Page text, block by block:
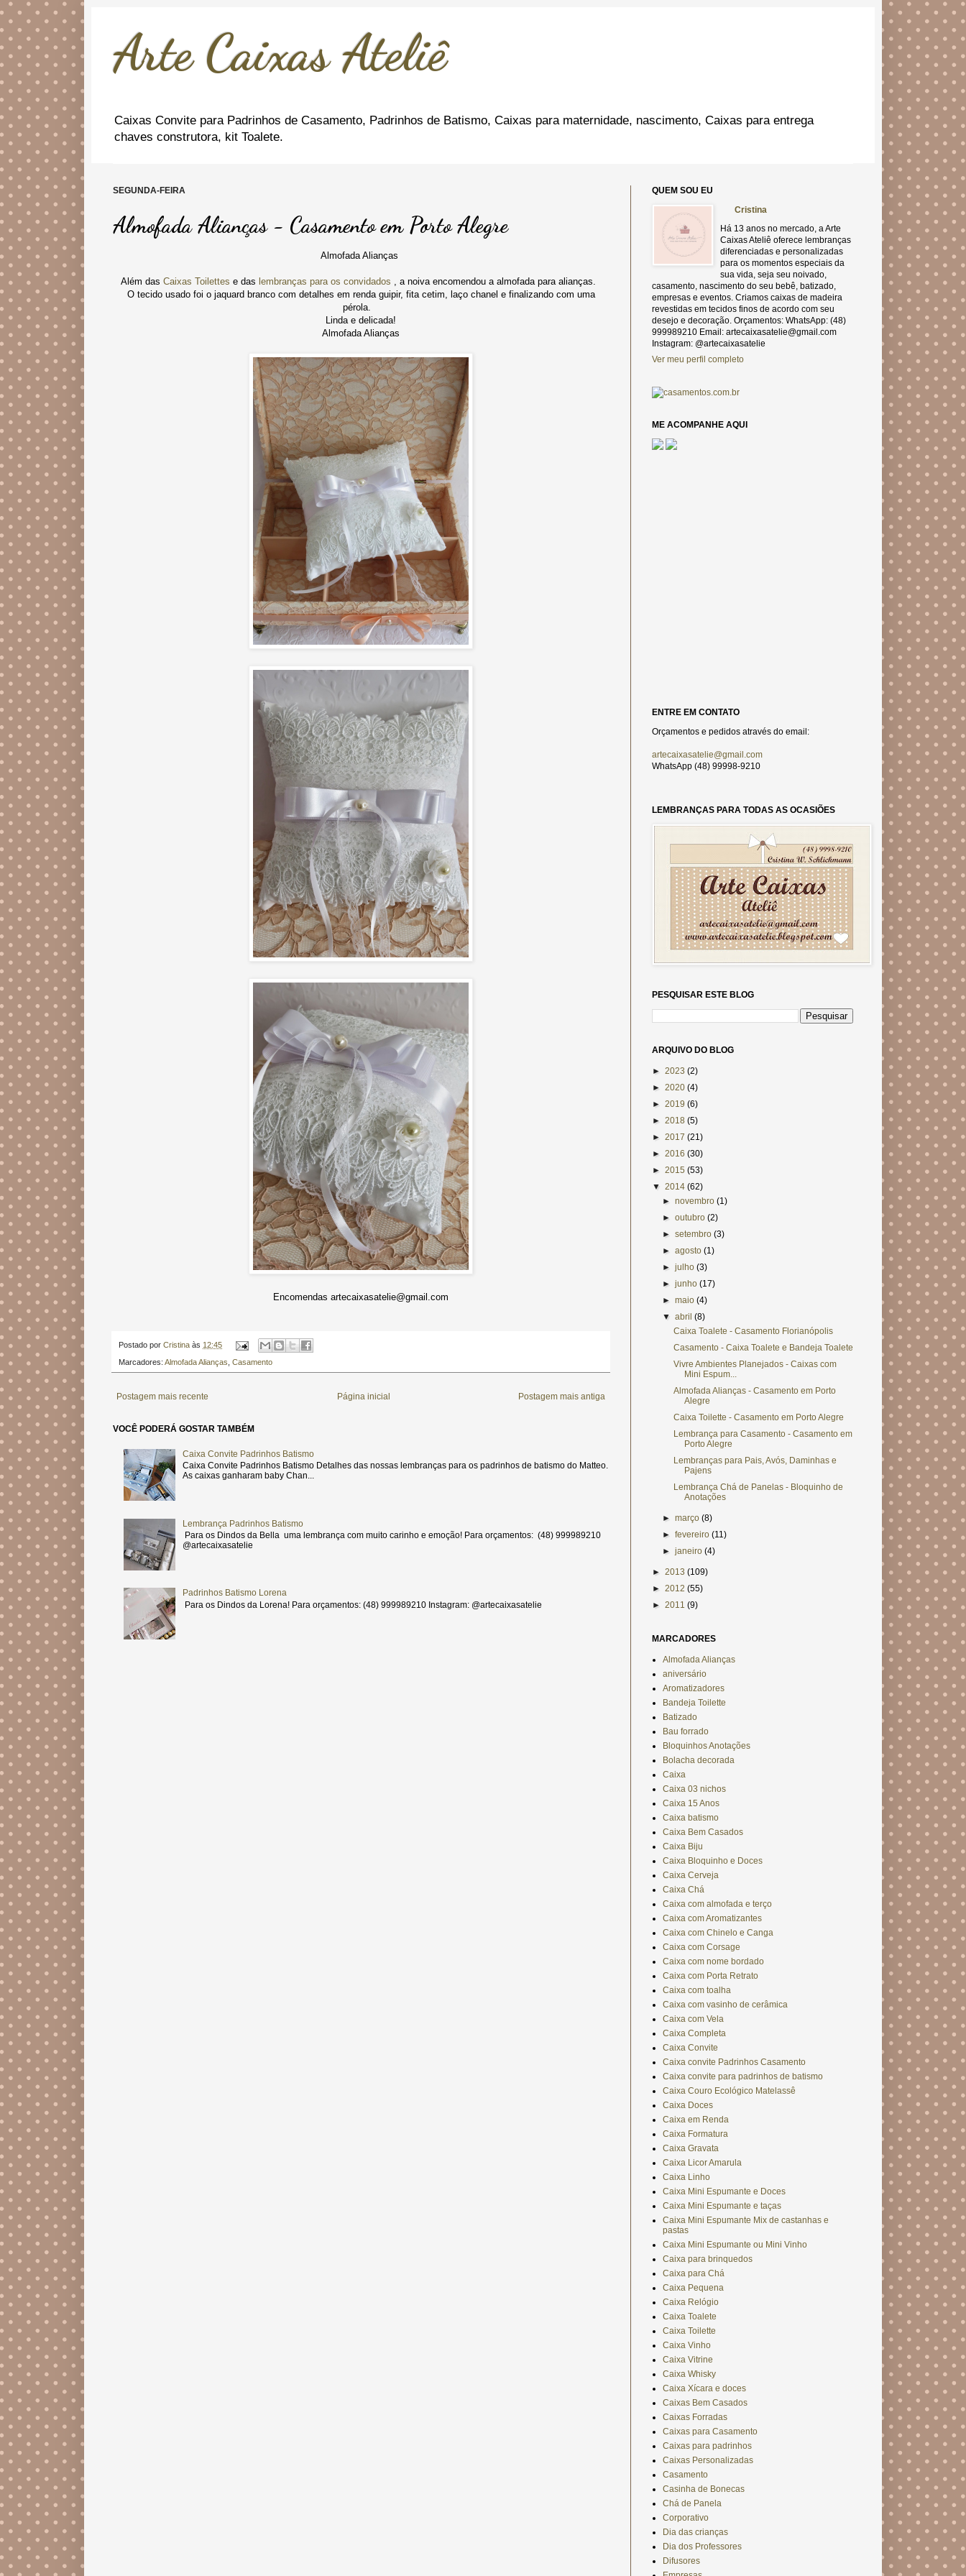
Arte Caixas Ateliê
Caixas Convite para Padrinhos de Casamento, Padrinhos de Batismo, Caixas para maternidade, nascimento, Caixas para entrega
chaves construtora, kit Toalete.
SEGUNDA-FEIRA
Almofada Alianças - Casamento em Porto Alegre
Almofada Alianças
Além das Caixas Toilettes e das lembranças para os convidados , a noiva encomendou a almofada para alianças.
O tecido usado foi o jaquard branco com detalhes em renda guipir, fita cetim, laço chanel e finalizando com uma
pérola.
Linda e delicada!
Almofada Alianças
Encomendas artecaixasatelie@gmail.com
Postado por Cristina às 12:45
Marcadores: Almofada Alianças, Casamento
Postagem mais recente Postagem mais antiga
Página inicial
VOCÊ PODERÁ GOSTAR TAMBÉM
Caixa Convite Padrinhos Batismo
Caixa Convite Padrinhos Batismo Detalhes das nossas lembranças para os padrinhos de batismo do Matteo.
As caixas ganharam baby Chan...
Lembrança Padrinhos Batismo
Para os Dindos da Bella uma lembrança com muito carinho e emoção! Para orçamentos: (48) 999989210
@artecaixasatelie
Padrinhos Batismo Lorena
Para os Dindos da Lorena! Para orçamentos: (48) 999989210 Instagram: @artecaixasatelie
QUEM SOU EU
Cristina
Há 13 anos no mercado, a Arte
Caixas Ateliê oferece lembranças
diferenciadas e personalizadas
para os momentos especiais da
sua vida, seja seu noivado,
casamento, nascimento do seu bebê, batizado,
empresas e eventos. Criamos caixas de madeira
revestidas em tecidos finos de acordo com seu
desejo e decoração. Orçamentos: WhatsApp: (48)
999989210 Email: artecaixasatelie@gmail.com
Instagram: @artecaixasatelie
Ver meu perfil completo
ME ACOMPANHE AQUI
ENTRE EM CONTATO
Orçamentos e pedidos através do email:
artecaixasatelie@gmail.com
WhatsApp (48) 99998-9210
LEMBRANÇAS PARA TODAS AS OCASIÕES
PESQUISAR ESTE BLOG
ARQUIVO DO BLOG
► 2023 (2)
► 2020 (4)
► 2019 (6)
► 2018 (5)
► 2017 (21)
► 2016 (30)
► 2015 (53)
▼ 2014 (62)
►novembro(1)
►outubro(2)
►setembro(3)
►agosto(1)
►julho(3)
►junho(17)
►maio(4)
▼abril(8)
Caixa Toalete - Casamento Florianópolis
Casamento - Caixa Toalete e Bandeja Toalete
Vivre Ambientes Planejados - Caixas com
Mini Espum...
Almofada Alianças - Casamento em Porto
Alegre
Caixa Toilette - Casamento em Porto Alegre
Lembrança para Casamento - Casamento em
Porto Alegre
Lembranças para Pais, Avós, Daminhas e
Pajens
Lembrança Chá de Panelas - Bloquinho de
Anotações
►março(8)
►fevereiro(11)
►janeiro(4)
► 2013 (109)
► 2012 (55)
► 2011 (9)
MARCADORES
Almofada Alianças
aniversário
Aromatizadores
Bandeja Toilette
Batizado
Bau forrado
Bloquinhos Anotações
Bolacha decorada
Caixa
Caixa 03 nichos
Caixa 15 Anos
Caixa batismo
Caixa Bem Casados
Caixa Biju
Caixa Bloquinho e Doces
Caixa Cerveja
Caixa Chá
Caixa com almofada e terço
Caixa com Aromatizantes
Caixa com Chinelo e Canga
Caixa com Corsage
Caixa com nome bordado
Caixa com Porta Retrato
Caixa com toalha
Caixa com vasinho de cerâmica
Caixa com Vela
Caixa Completa
Caixa Convite
Caixa convite Padrinhos Casamento
Caixa convite para padrinhos de batismo
Caixa Couro Ecológico Matelassê
Caixa Doces
Caixa em Renda
Caixa Formatura
Caixa Gravata
Caixa Licor Amarula
Caixa Linho
Caixa Mini Espumante e Doces
Caixa Mini Espumante e taças
Caixa Mini Espumante Mix de castanhas e
pastas
Caixa Mini Espumante ou Mini Vinho
Caixa para brinquedos
Caixa para Chá
Caixa Pequena
Caixa Relógio
Caixa Toalete
Caixa Toilette
Caixa Vinho
Caixa Vitrine
Caixa Whisky
Caixa Xícara e doces
Caixas Bem Casados
Caixas Forradas
Caixas para Casamento
Caixas para padrinhos
Caixas Personalizadas
Casamento
Casinha de Bonecas
Chá de Panela
Corporativo
Dia das crianças
Dia dos Professores
Difusores